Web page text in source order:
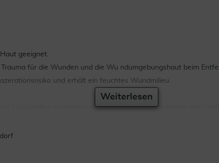
geeignet.
für die Wunden und die Wu ndumgebungshaut beim
und erhält ein feuchtes Wundmilieu.
Schutzfolien verhindert ein Berühren der Klebeschicht mit
Weiterlesen